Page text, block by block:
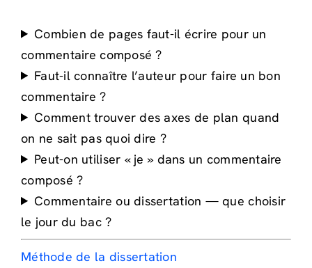
Combien de pages faut-il écrire pour un
commentaire composé ?
Faut-il connaître l’auteur pour faire un bon
commentaire ?
Comment trouver des axes de plan quand
on ne sait pas quoi dire ?
Peut-on utiliser « je » dans un commentaire
composé ?
Commentaire ou dissertation — que choisir
le jour du bac ?
Méthode de la dissertation